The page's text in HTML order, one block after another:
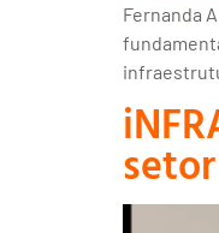
Fernanda